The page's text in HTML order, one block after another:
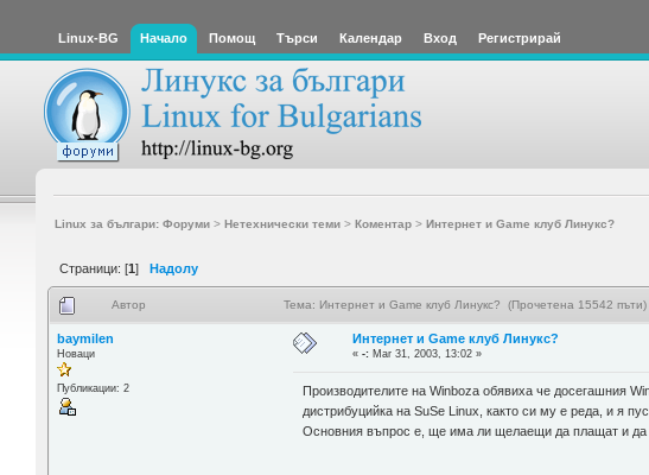
Linux-BG Начало Помощ Търси Календар Вход Регистрирай
Linux за българи: Форуми> Нетехнически теми> Коментар> Интернет и Game клуб Линукс?
Страници: [1] Надолу
Автор Тема: Интернет и Game клуб Линукс? (Прочетена 15542 пъти)
baymilen
Новаци
Публикации: 2
Интернет и Game клуб Линукс?
«-: Mar 31, 2003, 13:02 »
Производителите на Winboza обявиха че досегашния
дистрибуцийка на SuSe Linux, както си му е реда, и я
Основния въпрос е, ще има ли щелаещи да плащат и да